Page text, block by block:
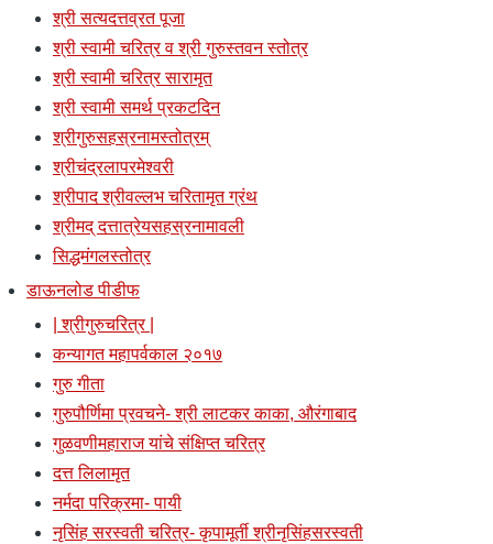
श्री सत्यदत्तव्रत पूजा
श्री स्वामी चरित्र व श्री गुरुस्तवन स्तोत्र
श्री स्वामी चरित्र सारामृत
श्री स्वामी समर्थ प्रकटदिन
श्रीगुरुसहस्रनामस्तोत्रम्
श्रीचंद्रलापरमेश्वरी
श्रीपाद श्रीवल्लभ चरितामृत ग्रंथ
श्रीमद् दत्तात्रेयसहस्रनामावली
सिद्धमंगलस्तोत्र
डाऊनलोड पीडीफ
| श्रीगुरुचरित्र |
कन्यागत महापर्वकाल २०१७
गुरु गीता
गुरुपौर्णिमा प्रवचने- श्री लाटकर काका, औरंगाबाद
गुळवणीमहाराज यांचे संक्षिप्त चरित्र
दत्त लिलामृत
नर्मदा परिक्रमा- पायी
नृसिंह सरस्वती चरित्र- कृपामूर्ती श्रीनृसिंहसरस्वती